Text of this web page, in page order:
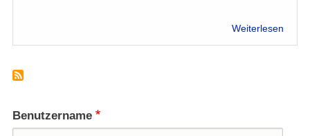
Weiterlesen
Benutzername